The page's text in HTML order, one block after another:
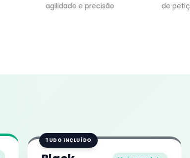
agilidade e precisão
de
TUDO INCLUÍDO